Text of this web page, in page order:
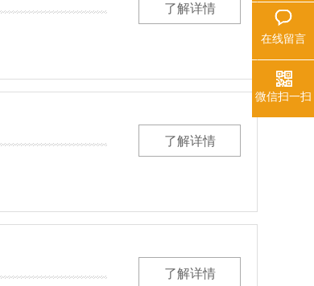
了解详情
了解详情
了解详情
在线留言
微信扫一扫